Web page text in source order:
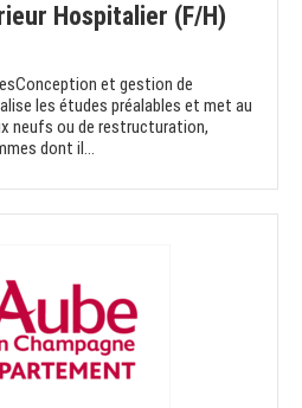
Hospitalier (F/H)
et gestion de
les études préalables et met au
neufs ou de restructuration,
dont il...